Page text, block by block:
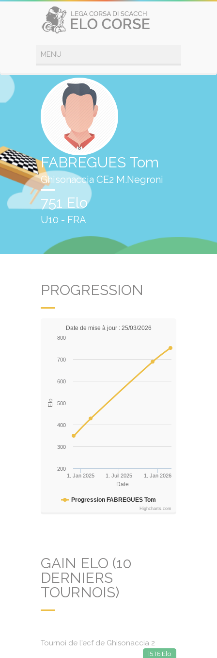
FABREGUES Tom
Ghisonaccia CE2 M.Negroni
751 Elo
U10 - FRA
PROGRESSION
Date
Elo
Date de mise à jour : 25/03/2026
Progression FABREGUES Tom
1. Jan 2025 1. Juil 2025 1. Jan 2026
200
300
400
500
600
700
800
Highcharts.com
GAIN ELO (10
DERNIERS
TOURNOIS)
Tournoi de l'ecf de Ghisonaccia 2
15.16 Elo